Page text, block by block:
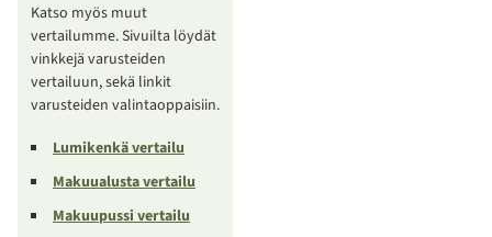
Katso myös muut
vertailumme. Sivuilta löydät
vinkkejä varusteiden
vertailuun, sekä linkit
varusteiden valintaoppaisiin.
Lumikenkä vertailu
Makuualusta vertailu
Makuupussi vertailu